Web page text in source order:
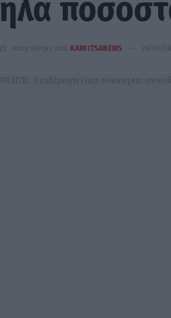
Αναρτήθηκε από KARFITSANEWS 29/06/